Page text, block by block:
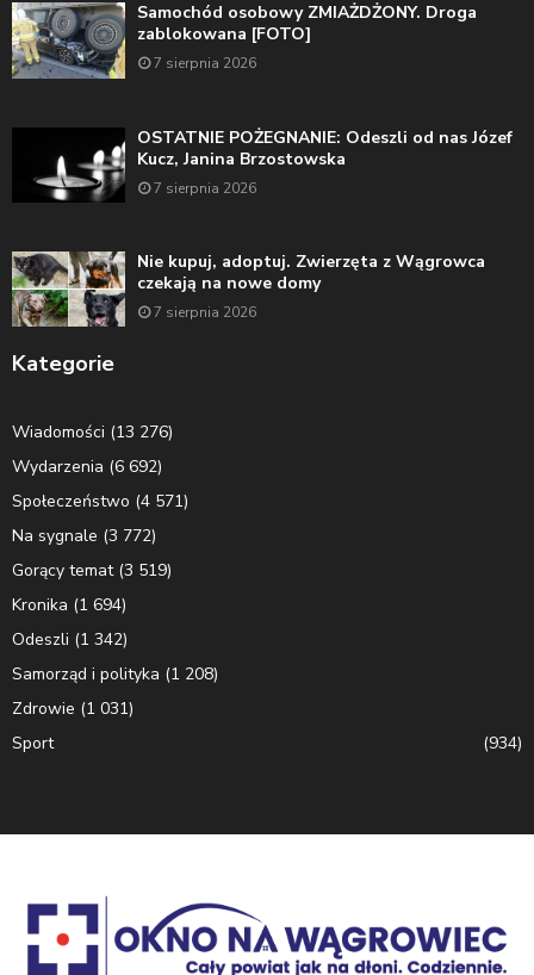
Samochód osobowy ZMIAŻDŻONY. Droga
zablokowana [FOTO]
7 sierpnia 2026
OSTATNIE POŻEGNANIE: Odeszli od nas Józef
Kucz, Janina Brzostowska
7 sierpnia 2026
Nie kupuj, adoptuj. Zwierzęta z Wągrowca
czekają na nowe domy
7 sierpnia 2026
Kategorie
Wiadomości (13 276)
Wydarzenia (6 692)
Społeczeństwo (4 571)
Na sygnale (3 772)
Gorący temat(3 519)
Kronika (1 694)
Odeszli (1 342)
Samorząd i polityka (1 208)
Zdrowie (1 031)
Sport
(934)